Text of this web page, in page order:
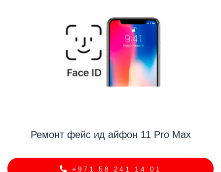
Ремонт фейс ид айфон 11 Pro Max
+971 58 241 14 01